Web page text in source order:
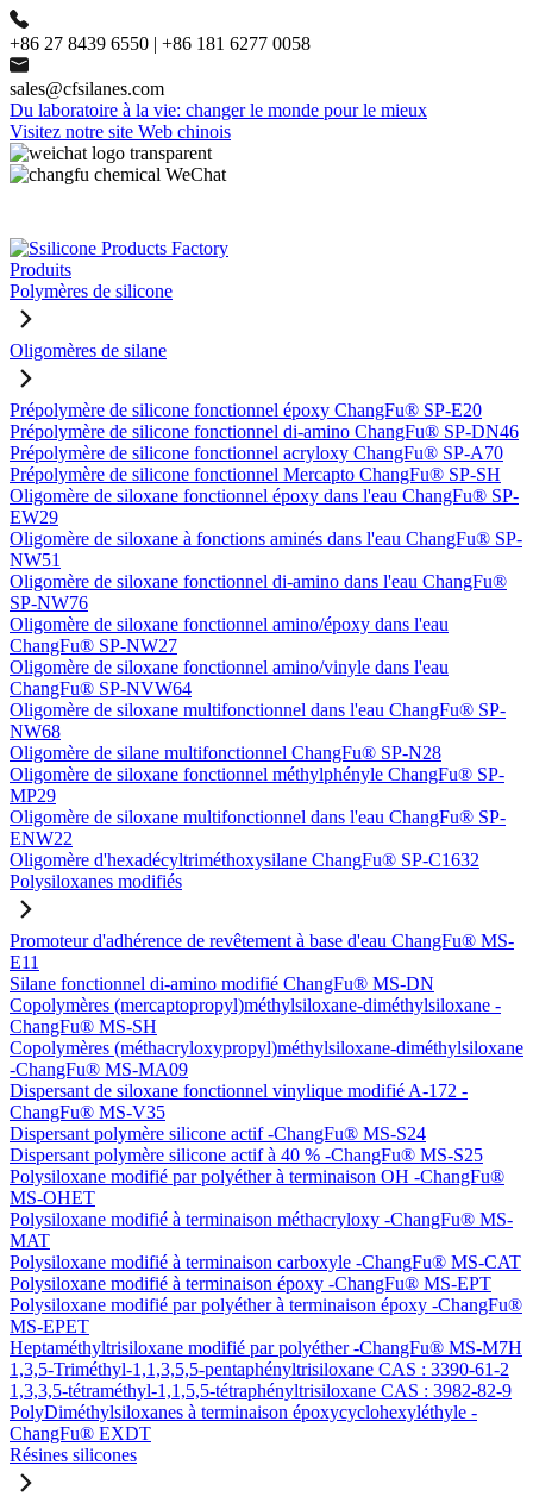
+86 27 8439 6550 | +86 181 6277 0058
sales@cfsilanes.com
Du laboratoire à la vie: changer le monde pour le mieux
Visitez notre site Web chinois
Produits
Polymères de silicone
Oligomères de silane
Prépolymère de silicone fonctionnel époxy ChangFu® SP-E20
Prépolymère de silicone fonctionnel di-amino ChangFu® SP-DN46
Prépolymère de silicone fonctionnel acryloxy ChangFu® SP-A70
Prépolymère de silicone fonctionnel Mercapto ChangFu® SP-SH
Oligomère de siloxane fonctionnel époxy dans l'eau ChangFu® SP-
EW29
Oligomère de siloxane à fonctions aminés dans l'eau ChangFu® SP-
NW51
Oligomère de siloxane fonctionnel di-amino dans l'eau ChangFu®
SP-NW76
Oligomère de siloxane fonctionnel amino/époxy dans l'eau
ChangFu® SP-NW27
Oligomère de siloxane fonctionnel amino/vinyle dans l'eau
ChangFu® SP-NVW64
Oligomère de siloxane multifonctionnel dans l'eau ChangFu® SP-
NW68
Oligomère de silane multifonctionnel ChangFu® SP-N28
Oligomère de siloxane fonctionnel méthylphényle ChangFu® SP-
MP29
Oligomère de siloxane multifonctionnel dans l'eau ChangFu® SP-
ENW22
Oligomère d'hexadécyltriméthoxysilane ChangFu® SP-C1632
Polysiloxanes modifiés
Promoteur d'adhérence de revêtement à base d'eau ChangFu® MS-
E11
Silane fonctionnel di-amino modifié ChangFu® MS-DN
Copolymères (mercaptopropyl)méthylsiloxane-diméthylsiloxane -
ChangFu® MS-SH
Copolymères (méthacryloxypropyl)méthylsiloxane-diméthylsiloxane
-ChangFu® MS-MA09
Dispersant de siloxane fonctionnel vinylique modifié A-172 -
ChangFu® MS-V35
Dispersant polymère silicone actif -ChangFu® MS-S24
Dispersant polymère silicone actif à 40 % -ChangFu® MS-S25
Polysiloxane modifié par polyéther à terminaison OH -ChangFu®
MS-OHET
Polysiloxane modifié à terminaison méthacryloxy -ChangFu® MS-
MAT
Polysiloxane modifié à terminaison carboxyle -ChangFu® MS-CAT
Polysiloxane modifié à terminaison époxy -ChangFu® MS-EPT
Polysiloxane modifié par polyéther à terminaison époxy -ChangFu®
MS-EPET
Heptaméthyltrisiloxane modifié par polyéther -ChangFu® MS-M7H
1,3,5-Triméthyl-1,1,3,5,5-pentaphényltrisiloxane CAS : 3390-61-2
1,3,3,5-tétraméthyl-1,1,5,5-tétraphényltrisiloxane CAS : 3982-82-9
PolyDiméthylsiloxanes à terminaison époxycyclohexyléthyle -
ChangFu® EXDT
Résines silicones